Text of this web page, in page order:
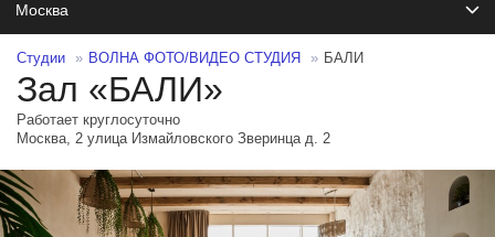
Москва
Студии ВОЛНА ФОТО/ВИДЕО СТУДИЯ БАЛИ
Зал «БАЛИ»
Работает круглосуточно
Москва, 2 улица Измайловского Зверинца д. 2